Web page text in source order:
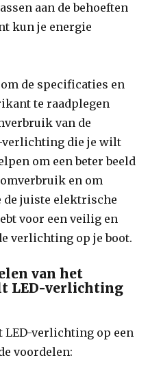
aan de behoeften
kun je energie
de specificaties en
te raadplegen
van de
verlichting die je wilt
om een beter beeld
en om
de juiste elektrische
voor een veilig en
verlichting op je boot.
van het
LED-verlichting
LED-verlichting op een
voordelen: